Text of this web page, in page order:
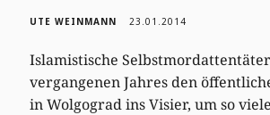
UTE WEINMANN 23.01.2014
Islamistische
vergangenen Jahres den
in Wolgograd ins Visier, um so